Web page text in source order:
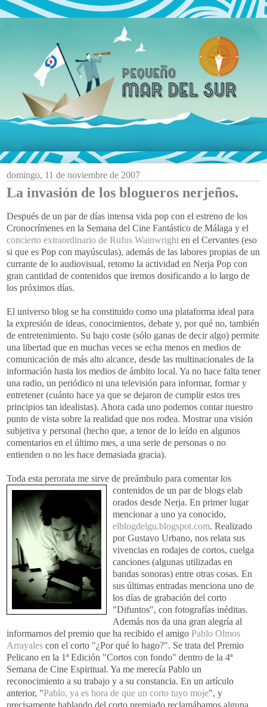
domingo, 11 de noviembre de 2007
La invasión de los blogueros nerjeños.
Después de un par de días intensa vida pop con el estreno de los
Cronocrímenes en la Semana del Cine Fantástico de Málaga y el
concierto extraordinario de Rufus Wainwright en el Cervantes (eso
si que es Pop con mayúsculas), además de las labores propias de un
currante de lo audiovisual, retomo la actividad en Nerja Pop con
gran cantidad de contenidos que iremos dosificando a lo largo de
los próximos días.
El universo blog se ha constituido como una plataforma ideal para
la expresión de ideas, conocimientos, debate y, por qué no, también
de entretenimiento. Su bajo coste (sólo ganas de decir algo) permite
una libertad que en muchas veces se echa menos en medios de
comunicación de más alto alcance, desde las multinacionales de la
información hasta los medios de ámbito local. Ya no hace falta tener
una radio, un periódico ni una televisión para informar, formar y
entretener (cuánto hace ya que se dejaron de cumplir estos tres
principios tan idealistas). Ahora cada uno podemos contar nuestro
punto de vista sobre la realidad que nos rodea. Mostrar una visión
subjetiva y personal (hecho que, a tenor de lo leído en algunos
comentarios en el último mes, a una serie de personas o no
entienden o no les hace demasiada gracia).
Toda esta perorata me sirve de preámbulo para comentar los
contenidos de un par de blogs elab
orados desde Nerja. En primer lugar
mencionar a uno ya conocido,
elblogdelgu.blogspot.com. Realizado
por Gustavo Urbano, nos relata sus
vivencias en rodajes de cortos, cuelga
canciones (algunas utilizadas en
bandas sonoras) entre otras cosas. En
sus últimas entradas menciona uno de
los días de grabación del corto
"Difuntos", con fotografías inéditas.
Además nos da una gran alegría al
informarnos del premio que ha recibido el amigo Pablo Olmos
Arrayales con el corto "¿Por qué lo hago?". Se trata del Premio
Pelicano en la 1ª Edición "Cortos con fondo" dentro de la 4ª
Semana de Cine Espiritual. Ya me merecía Pablo un
reconocimiento a su trabajo y a su constancia. En un artículo
anterior, "Pablo, ya es hora de que un corto tuyo moje", y
precisamente hablando del corto premiado reclamábamos alguna